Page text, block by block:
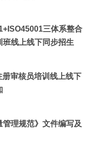
三体系整合
线上线下同步招生
审核员培训线上线下
理规范》文件编写及